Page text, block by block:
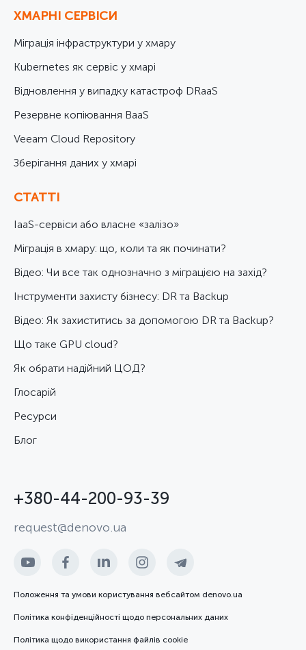
ХМАРНІ СЕРВІСИ
Міграція інфраструктури у хмару
Kubernetes як сервіс у хмарі
Відновлення у випадку катастроф DRaaS
Резервне копіювання BaaS
Veeam Cloud Repository
Зберігання даних у хмарі
СТАТТІ
IaaS-сервіси або власне «залізо»
Міграція в хмару: що, коли та як починати?
Відео: Чи все так однозначно з міграцією на захід?
Інструменти захисту бізнесу: DR та Backup
Відео: Як захиститись за допомогою DR та Backup?
Що таке GPU cloud?
Як обрати надійний ЦОД?
Глосарій
Ресурси
Блог
+380-44-200-93-39
request@denovo.ua
Положення та умови користування вебсайтом denovo.ua
Політика конфіденційності щодо персональних даних
Політика щодо використання файлів cookie